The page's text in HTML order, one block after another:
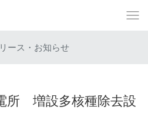
ース・お知らせ
所 増設多核種除去設